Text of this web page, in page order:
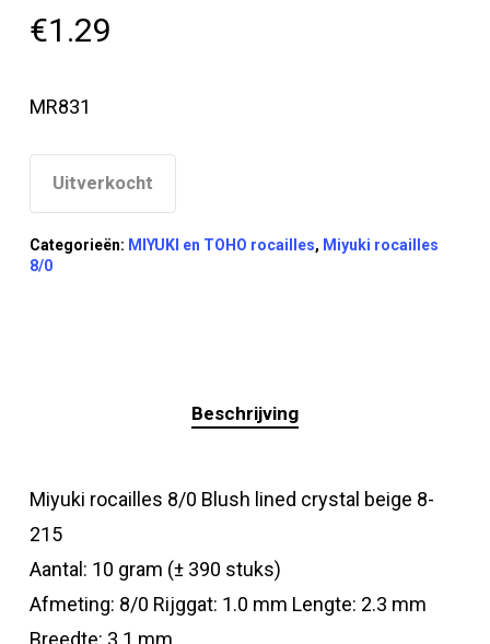
€1.29
MR831
Uitverkocht
Categorieën: MIYUKI en TOHO rocailles, Miyuki rocailles
8/0
Beschrijving
Miyuki rocailles 8/0 Blush lined crystal beige 8-
215
Aantal: 10 gram (± 390 stuks)
Afmeting: 8/0 Rijggat: 1.0 mm Lengte: 2.3 mm
Breedte: 3.1 mm